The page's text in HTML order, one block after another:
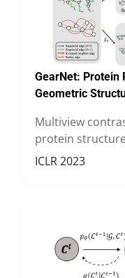
GearNet: Protein
Geometric
Multiview
protein
ICLR 2023